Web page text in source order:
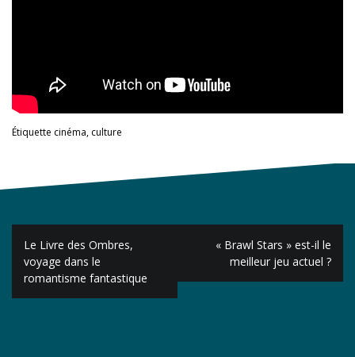
Étiquette cinéma, culture
Navigation
de
l’article
Le Livre des Ombres,
voyage dans le
romantisme fantastique
« Brawl Stars » est-il le
meilleur jeu actuel ?